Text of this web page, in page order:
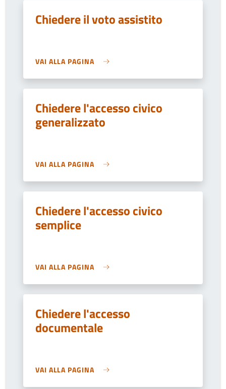
Chiedere il voto assistito
VAI ALLA PAGINA
Chiedere l'accesso civico
generalizzato
VAI ALLA PAGINA
Chiedere l'accesso civico
semplice
VAI ALLA PAGINA
Chiedere l'accesso
documentale
VAI ALLA PAGINA